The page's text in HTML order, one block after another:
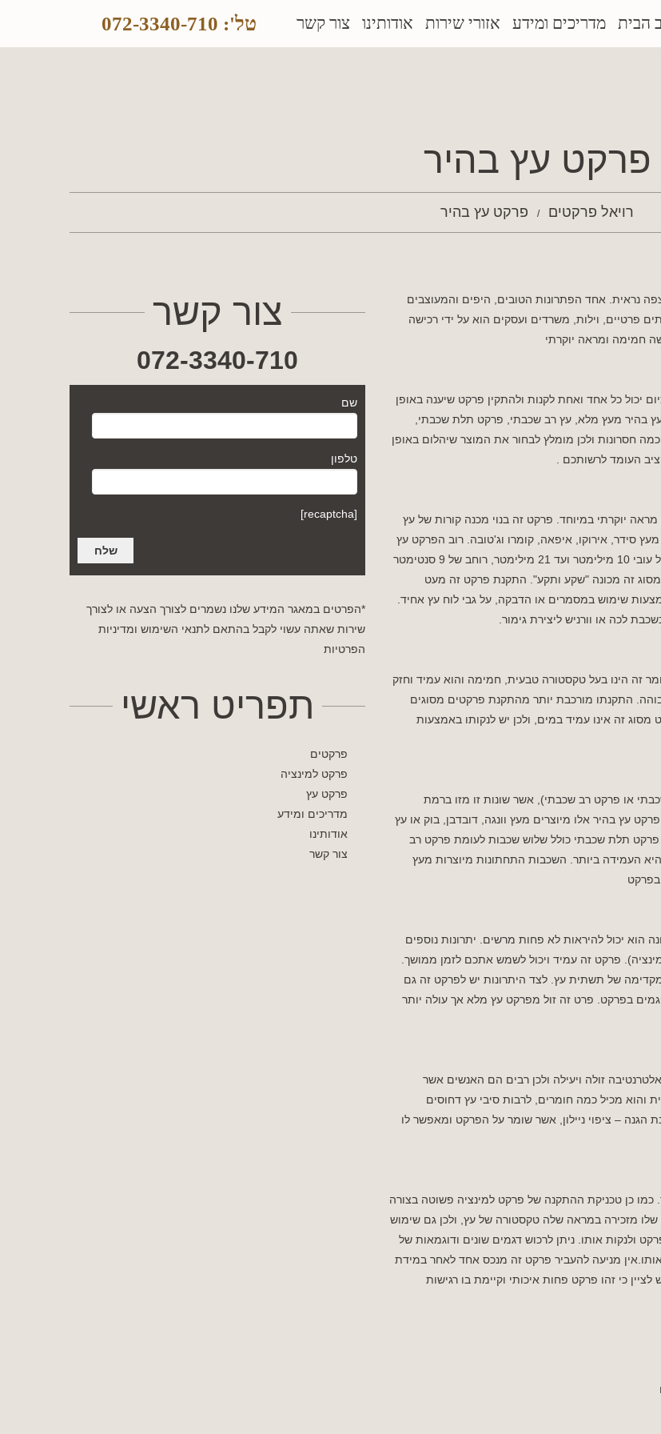
הבית מדריכים ומידע אזורי שירות אודותינו צור קשר טל': 072-3340-710
פרקט עץ בהיר
רויאל פרקטים פרקט עץ בהיר
נראית. אחד הפתרונות הטובים, היפים והמעוצבים
פרטיים, וילות, משרדים ועסקים הוא על ידי רכישה
חמימה ומראה יוקרתי
כל אחד ואחת לקנות ולהתקין פרקט שיענה באופן
בהיר מעץ מלא, עץ רב שכבתי, פרקט תלת שכבתי,
חסרונות ולכן מומלץ לבחור את המוצר שיהלום באופן
העומד לרשותכם .
יוקרתי במיוחד. פרקט זה בנוי מכנה קורות של עץ
סידר, אירוקו, איפאה, קומרו וג'טובה. רוב הפרקט עץ
בהיר מסוג פרקט אשר עשוי עץ מלא מיוצרים מ לוחות עץ בטווח המידות של עובי 10 מילימטר ועד 21 מילימטר, רוחב של 9 סנטימטר
התקנה של פרקט מסוג זה מכונה "שקע ותקע". התקנת פרקט זה מעט
שימוש במסמרים או הדבקה, על גבי לוח עץ אחיד.
לכה או וורניש ליצירת גימור.
זה הינו בעל טקסטורה טבעית, חמימה והוא עמיד וחזק
התקנתו מורכבת יותר מהתקנת פרקטים מסוגים
זה אינו עמיד במים, ולכן יש לנקותו באמצעות
או פרקט רב שכבתי), אשר שונות זו מזו ברמת
עץ בהיר אלו מיוצרים מעץ וונגה, דובדבן, בוק או עץ
תלת שכבתי כולל שלוש שכבות לעומת פרקט רב
העמידה ביותר. השכבות התחתונות מיוצרות מעץ
הוא יכול להיראות לא פחות מרשים. יתרונות נוספים
פרקט זה עמיד ויכול לשמש אתכם לזמן ממושך.
של תשתית עץ. לצד היתרונות יש לפרקט זה גם
בפרקט. פרט זה זול מפרקט עץ מלא אך עולה יותר
זולה ויעילה ולכן רבים הם האנשים אשר
והוא מכיל כמה חומרים, לרבות סיבי עץ דחוסים
– ציפוי ניילון, אשר שומר על הפרקט ומאפשר לו
כמו כן טכניקת ההתקנה של פרקט למינציה פשוטה בצורה
מזכירה במראה שלה טקסטורה של עץ, ולכן גם שימוש
ולנקות אותו. ניתן לרכוש דגמים שונים ודוגמאות של
מניעה להעביר פרקט זה מנכס אחד לאחר במידת
כי זהו פרקט פחות איכותי וקיימת בו רגישות
צור קשר
072-3340-710
שם
טלפון
[recaptcha]
*הפרטים במאגר המידע שלנו נשמרים לצורך הצעה או לצורך
שירות שאתה עשוי לקבל בהתאם לתנאי השימוש ומדיניות
הפרטיות
תפריט ראשי
פרקטים
פרקט למינציה
פרקט עץ
מדריכים ומידע
אודותינו
צור קשר